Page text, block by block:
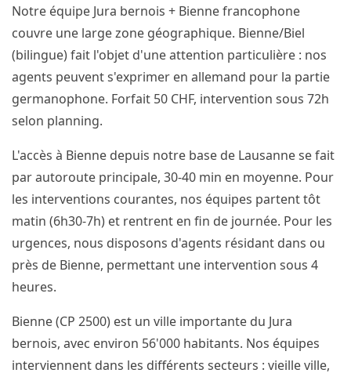
Notre équipe Jura bernois + Bienne francophone
couvre une large zone géographique. Bienne/Biel
(bilingue) fait l'objet d'une attention particulière : nos
agents peuvent s'exprimer en allemand pour la partie
germanophone. Forfait 50 CHF, intervention sous 72h
selon planning.
L'accès à Bienne depuis notre base de Lausanne se fait
par autoroute principale, 30-40 min en moyenne. Pour
les interventions courantes, nos équipes partent tôt
matin (6h30-7h) et rentrent en fin de journée. Pour les
urgences, nous disposons d'agents résidant dans ou
près de Bienne, permettant une intervention sous 4
heures.
Bienne (CP 2500) est un ville importante du Jura
bernois, avec environ 56'000 habitants. Nos équipes
interviennent dans les différents secteurs : vieille ville,